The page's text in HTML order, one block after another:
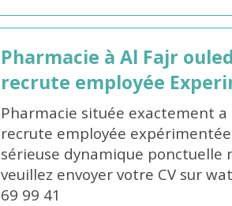
Pharmacie à Al Fajr
recrute employée
Pharmacie située exactement
recrute employée
sérieuse dynamique ponctuelle
veuillez envoyer votre CV sur
69 99 41